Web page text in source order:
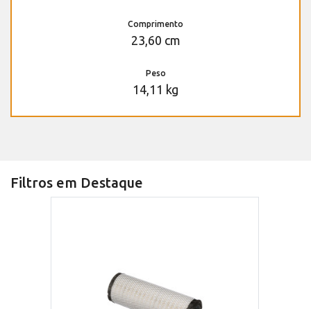
Comprimento
23,60 cm
Peso
14,11 kg
Filtros em Destaque